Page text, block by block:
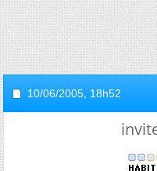
10/06/2005, 18h52